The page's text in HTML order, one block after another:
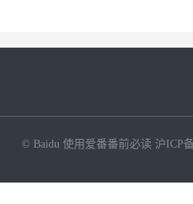
© Baidu 使用爱番番前必读 沪ICP